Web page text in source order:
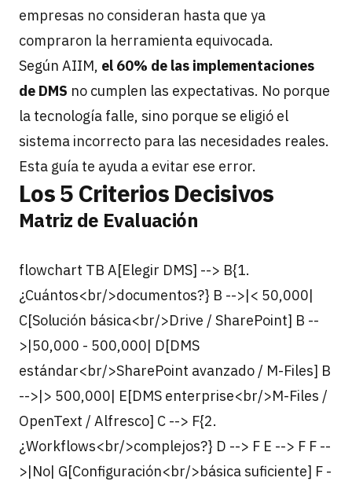
empresas no consideran hasta que ya
compraron la herramienta equivocada.
Según AIIM, el 60% de las implementaciones
de DMS no cumplen las expectativas. No porque
la tecnología falle, sino porque se eligió el
sistema incorrecto para las necesidades reales.
Esta guía te ayuda a evitar ese error.
Los 5 Criterios Decisivos
Matriz de Evaluación
flowchart TB A[Elegir DMS] --> B{1.
¿Cuántos<br/>documentos?} B -->|< 50,000|
C[Solución básica<br/>Drive / SharePoint] B --
>|50,000 - 500,000| D[DMS
estándar<br/>SharePoint avanzado / M-Files] B
-->|> 500,000| E[DMS enterprise<br/>M-Files /
OpenText / Alfresco] C --> F{2.
¿Workflows<br/>complejos?} D --> F E --> F F --
>|No| G[Configuración<br/>básica suficiente] F -